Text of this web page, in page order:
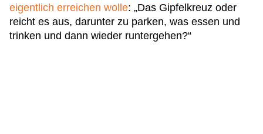
eigentlich erreichen wolle: „Das Gipfelkreuz oder
reicht es aus, darunter zu parken, was essen und
trinken und dann wieder runtergehen?“